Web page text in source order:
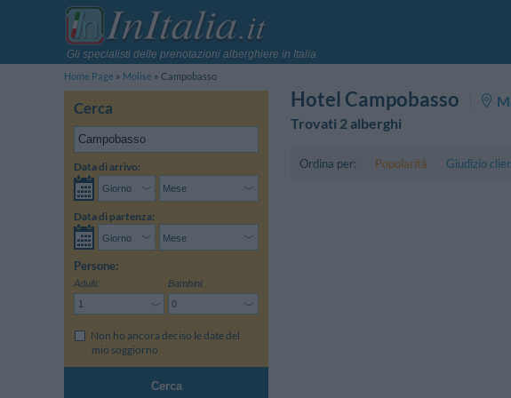
Gli specialisti delle prenotazioni alberghiere in Italia
Home Page
Molise Campobasso
Cerca
Data di arrivo:
Data di partenza:
Persone:
Adulti: Bambini:
Non ho ancora deciso le date del
mio soggiorno
Cerca
Hotel Campobasso
Trovati 2 alberghi
Ordina per: Popolarità Giudizio